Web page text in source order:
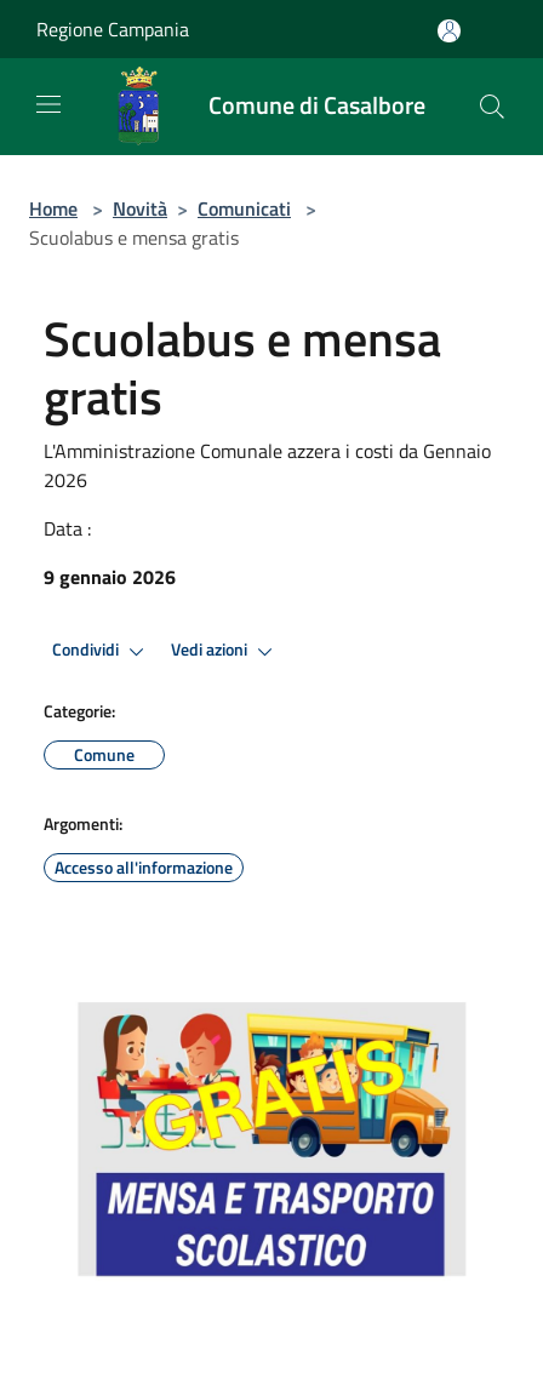
Regione Campania
Comune di Casalbore
Home > Novità > Comunicati >
Scuolabus e mensa gratis
Scuolabus e mensa
gratis
L'Amministrazione Comunale azzera i costi da Gennaio
2026
Data :
9 gennaio 2026
Condividi Vedi azioni
Categorie:
Comune
Argomenti:
Accesso all'informazione